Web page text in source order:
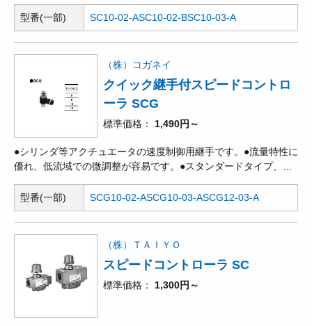
プがあります。
型番(一部) SC10-02-ASC10-02-BSC10-03-A
（株）コガネイ
クイック継手付スピードコントロ
ーラ SCG
標準価格 1,490円～
●シリンダ等アクチュエータの速度制御用継手です。●流量特性に
優れ、低流域での微調整が容易です。●スタンダードタイプ、ミ
プがあります。
型番(一部) SCG10-02-ASCG10-03-ASCG12-03-A
（株）ＴＡＩＹＯ
スピードコントローラ SC
標準価格 1,300円～